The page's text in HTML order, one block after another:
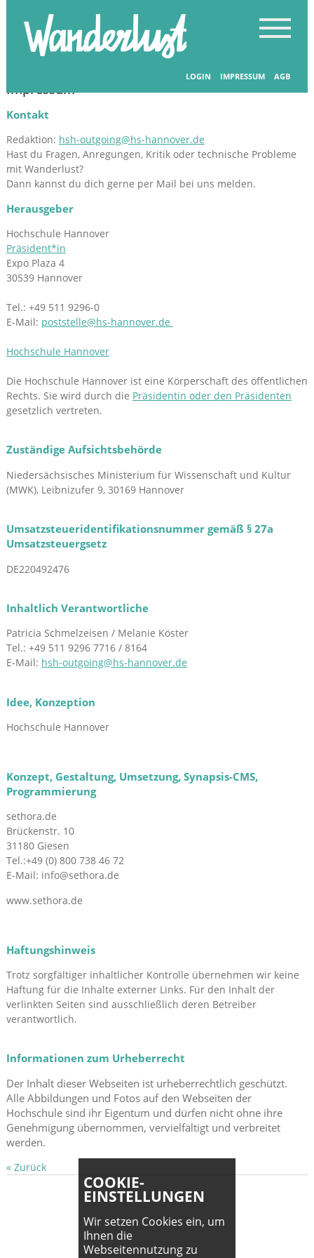
LOGIN IMPRESSUM AGB
Impressum
Kontakt
Redaktion: hsh-outgoing@hs-hannover.de
Hast du Fragen, Anregungen, Kritik oder technische Probleme
mit Wanderlust?
Dann kannst du dich gerne per Mail bei uns melden.
Herausgeber
Hochschule Hannover
Präsident*in
Expo Plaza 4
30539 Hannover
Tel.: +49 511 9296-0
E-Mail: poststelle@hs-hannover.de
Hochschule Hannover
Die Hochschule Hannover ist eine Körperschaft des öffentlichen
Rechts. Sie wird durch die Präsidentin oder den Präsidenten
gesetzlich vertreten.
Zuständige Aufsichtsbehörde
Niedersächsisches Ministerium für Wissenschaft und Kultur
(MWK), Leibnizufer 9, 30169 Hannover
Umsatzsteueridentifikationsnummer gemäß § 27a
Umsatzsteuergsetz
DE220492476
Inhaltlich Verantwortliche
Patricia Schmelzeisen / Melanie Köster
Tel.: +49 511 9296 7716 / 8164
E-Mail: hsh-outgoing@hs-hannover.de
Idee, Konzeption
Hochschule Hannover
Konzept, Gestaltung, Umsetzung, Synapsis-CMS,
Programmierung
sethora.de
Brückenstr. 10
31180 Giesen
Tel.:+49 (0) 800 738 46 72
E-Mail: info@sethora.de
www.sethora.de
Haftungshinweis
Trotz sorgfältiger inhaltlicher Kontrolle übernehmen wir keine
Haftung für die Inhalte externer Links. Für den Inhalt der
verlinkten Seiten sind ausschließlich deren Betreiber
verantwortlich.
Informationen zum Urheberrecht
Der Inhalt dieser Webseiten ist urheberrechtlich geschützt.
Alle Abbildungen und Fotos auf den Webseiten der
Hochschule sind ihr Eigentum und dürfen nicht ohne ihre
Genehmigung übernommen, vervielfältigt und verbreitet
werden.
« Zurück
COOKIE-
EINSTELLUNGEN
Wir setzen Cookies ein, um
Ihnen die
Webseitennutzung zu